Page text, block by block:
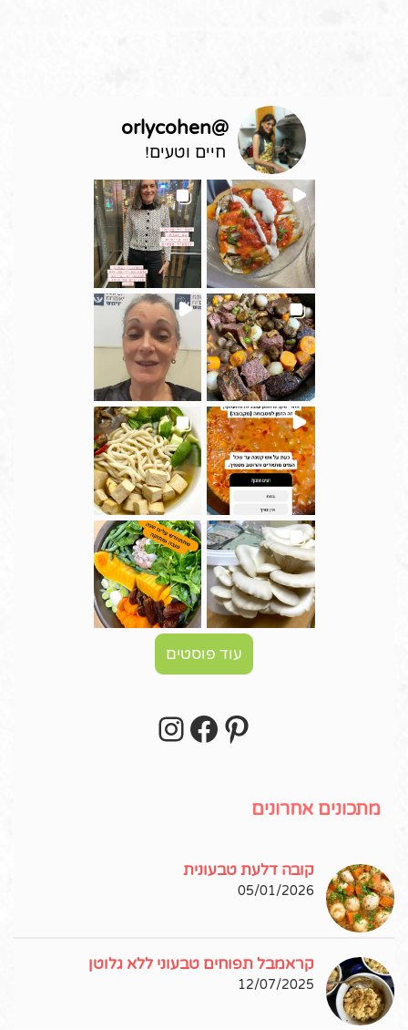
@
orlycohen
חיים וטעים!
עוד פוסטים
Pinterest
Facebook
מתכונים אחרונים
קובה דלעת טבעונית
05/01/2026
קראמבל תפוחים טבעוני ללא גלוטן
12/07/2025